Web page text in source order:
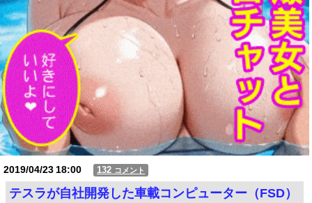
2019/04/2318:00 132 コメント
テスラが自社開発した車載コンピューター（FSD）